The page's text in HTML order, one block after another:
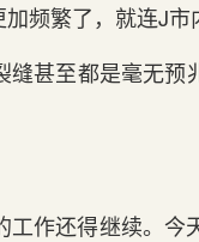
频繁了，就连J市
甚至都是毫无预
作还得继续。今